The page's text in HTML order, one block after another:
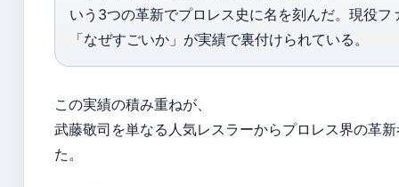
いう3つの革新でプロレス史に名を刻んだ。現役フ
「なぜすごいか」が実績で裏付けられている。
この実績の積み重ねが、
武藤敬司を単なる人気レスラーからプロレス界の革
た。